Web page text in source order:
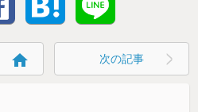
home 次の記事